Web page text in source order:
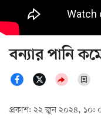
বন্যার পানি
প্রকাশ: ২২ জুন ২০২৪, ১০: